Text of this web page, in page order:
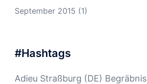
September 2015 (1)
#Hashtags
Adieu Straßburg (DE) Begräbnis